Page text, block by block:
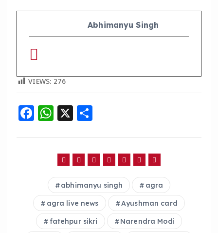
Abhimanyu Singh
VIEWS: 276
F
c
o
o
k
W
a
ts
A
p
p
X
a
re
abhimanyu singh agra
agra live news Ayushman card
fatehpur sikri Narendra Modi